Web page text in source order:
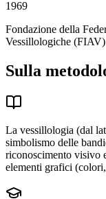
1969
Fondazione della
Vessillologiche (FIAV)
Sulla
La vessillologia (dal
simbolismo delle
riconoscimento visivo
elementi grafici